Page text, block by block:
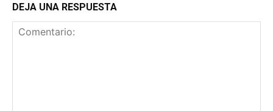
DEJA UNA RESPUESTA